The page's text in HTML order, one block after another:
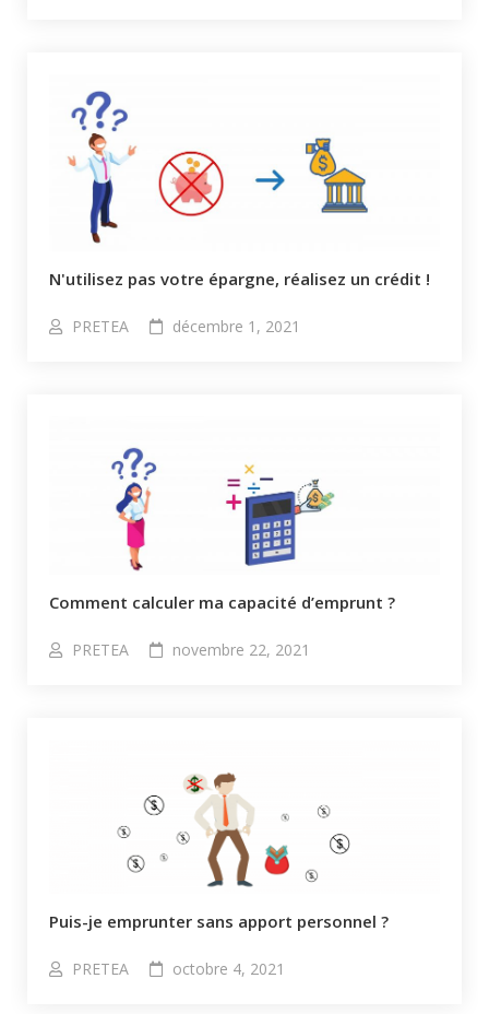
N'utilisez pas votre épargne, réalisez un crédit !
PRETEA décembre 1, 2021
Comment calculer ma capacité d’emprunt ?​
PRETEA novembre 22, 2021
Puis-je emprunter sans apport personnel ?​
PRETEA octobre 4, 2021